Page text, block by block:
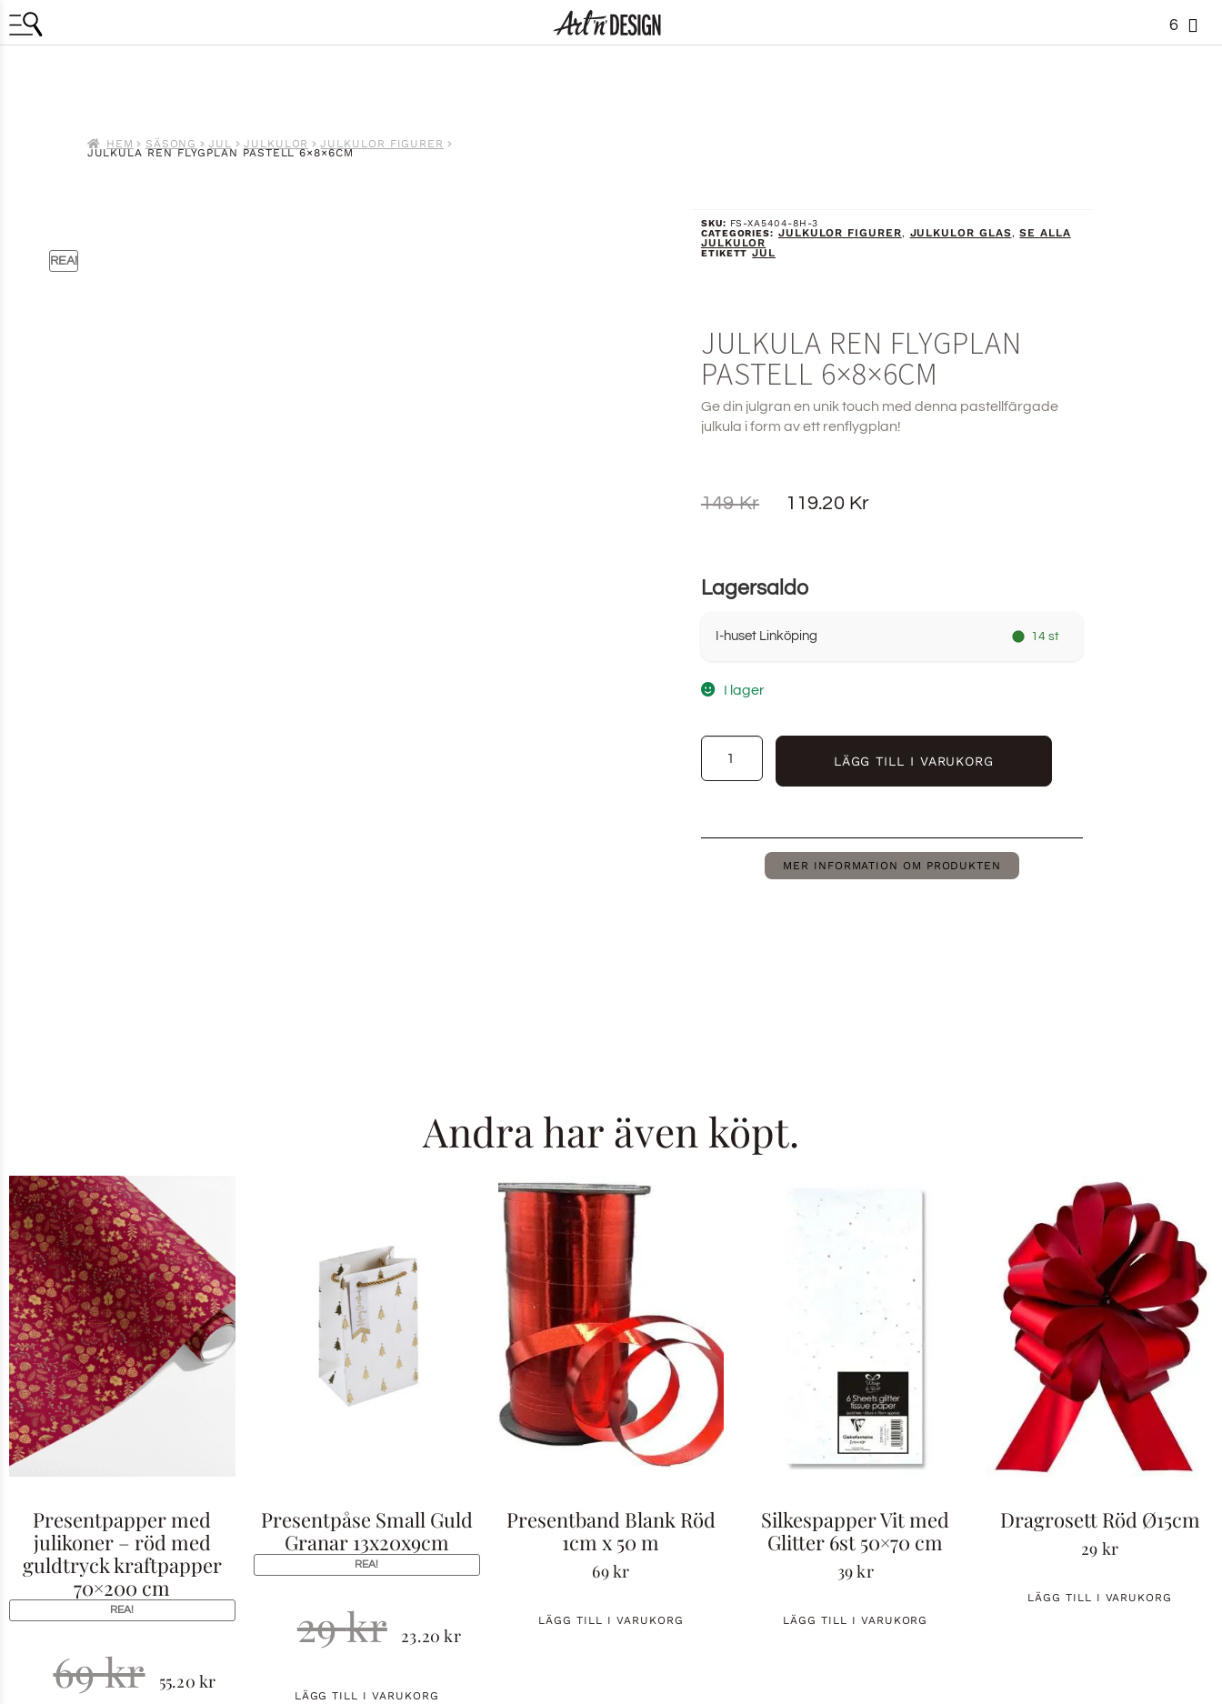
6
HEM SÄSONG JUL JULKULOR JULKULOR FIGURER
JULKULA REN FLYGPLAN PASTELL 6×8×6CM
REA!
SKU: FS-XA5404-8H-3
CATEGORIES: JULKULOR FIGURER, JULKULOR GLAS,SE ALLA
JULKULOR
ETIKETT JUL
JULKULA REN FLYGPLAN
PASTELL 6×8×6CM
Ge din julgran en unik touch med denna pastellfärgade
julkula i form av ett renflygplan!
149Kr 119.20 Kr
Lagersaldo
I-huset Linköping 14 st
I lager
LÄGG TILL I VARUKORG
MER INFORMATION OM PRODUKTEN
Andra har även köpt.
Presentpapper med
julikoner – röd med
guldtryck kraftpapper
70×200 cm
REA!
69kr 55.20kr
Presentpåse Small Guld
Granar 13x20x9cm
REA!
29kr 23.20kr
LÄGG TILL I VARUKORG
Presentband Blank Röd
1cm x 50 m
69kr
LÄGG TILL I VARUKORG
Silkespapper Vit med
Glitter 6st 50×70 cm
39kr
LÄGG TILL I VARUKORG
Dragrosett Röd Ø15cm
29 kr
LÄGG TILL I VARUKORG